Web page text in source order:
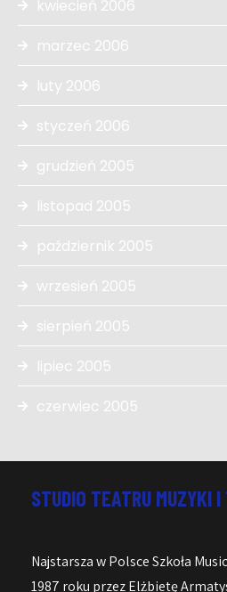
kwiecień 2006
marzec 2006
luty 2006
styczeń 2006
grudzień 2005
listopad 2005
październik 2005
wrzesień 2005
sierpień 2005
lipiec 2005
czerwiec 2005
STUDIO TEATRU MUZYKI I
Najstarsza w Polsce Szkoła
1987 roku przez Elżbietę